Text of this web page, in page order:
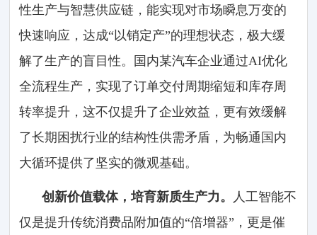
性生产与智慧供应链，能实现对市场瞬息万变的
快速响应，达成“以销定产”的理想状态，极大缓
解了生产的盲目性。国内某汽车企业通过AI优化
全流程生产，实现了订单交付周期缩短和库存周
转率提升，这不仅提升了企业效益，更有效缓解
了长期困扰行业的结构性供需矛盾，为畅通国内
大循环提供了坚实的微观基础。
创新价值载体，培育新质生产力。
人工智能不
仅是提升传统消费品附加值的“倍增器”，更是催